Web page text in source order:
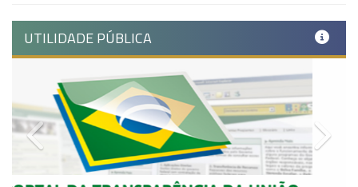
UTILIDADE PÚBLICA
Previous